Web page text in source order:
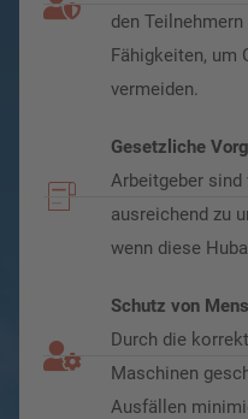
den
Fähigkeiten, um
vermeiden.
Gesetzliche
Arbeitgeber
ausreichend zu
wenn diese
Schutz von
Durch die
Maschinen
Ausfällen